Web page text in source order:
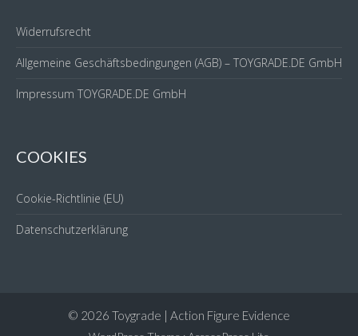
Widerrufsrecht
Allgemeine Geschäftsbedingungen (AGB) – TOYGRADE.DE GmbH
Impressum TOYGRADE.DE GmbH
COOKIES
Cookie-Richtlinie (EU)
Datenschutzerklärung
© 2026 Toygrade | Action Figure Evidence